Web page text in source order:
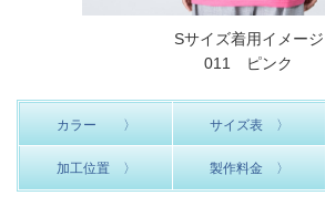
Sサイズ着用イメージ
011 ピンク
カラー 〉 サイズ表 〉
加工位置 〉 製作料金 〉